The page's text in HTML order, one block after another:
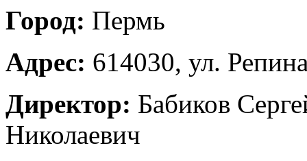
Город: Пермь
Адрес: 614030, ул.
Директор: Бабиков
Николаевич